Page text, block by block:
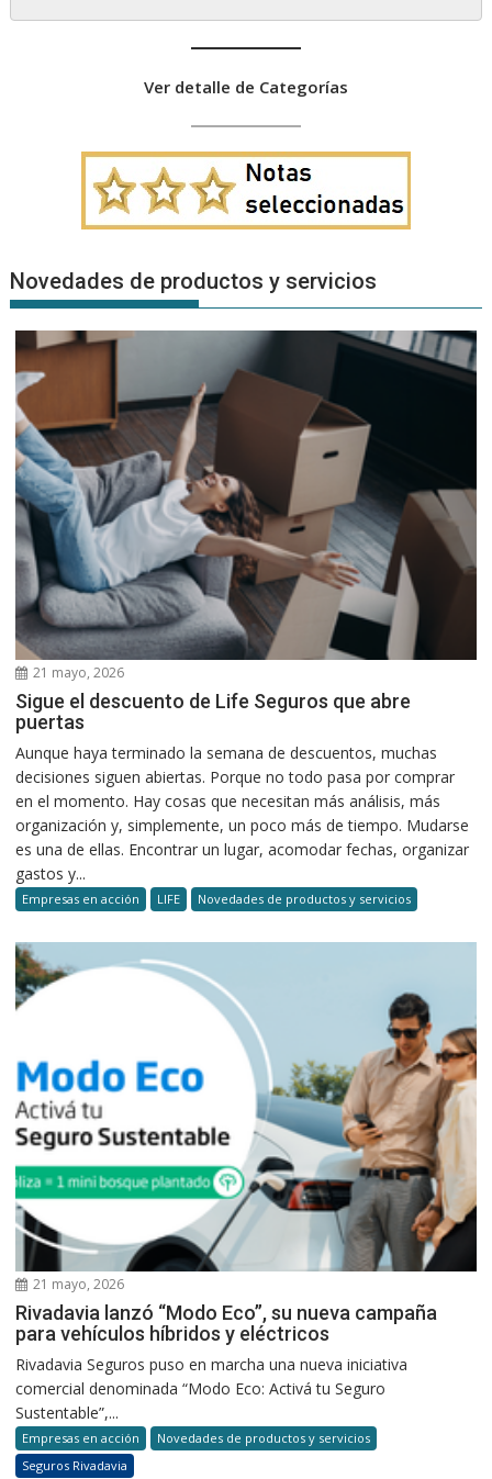
Ver detalle de Categorías
Novedades de productos y servicios
21 mayo, 2026
Sigue el descuento de Life Seguros que abre
puertas
Aunque haya terminado la semana de descuentos, muchas
decisiones siguen abiertas. Porque no todo pasa por comprar
en el momento. Hay cosas que necesitan más análisis, más
organización y, simplemente, un poco más de tiempo. Mudarse
es una de ellas. Encontrar un lugar, acomodar fechas, organizar
gastos y...
Empresas en acción LIFE Novedades de productos y servicios
21 mayo, 2026
Rivadavia lanzó “Modo Eco”, su nueva campaña
para vehículos híbridos y eléctricos
Rivadavia Seguros puso en marcha una nueva iniciativa
comercial denominada “Modo Eco: Activá tu Seguro
Sustentable”,...
Empresas en acción
Novedades de productos y servicios
Seguros Rivadavia